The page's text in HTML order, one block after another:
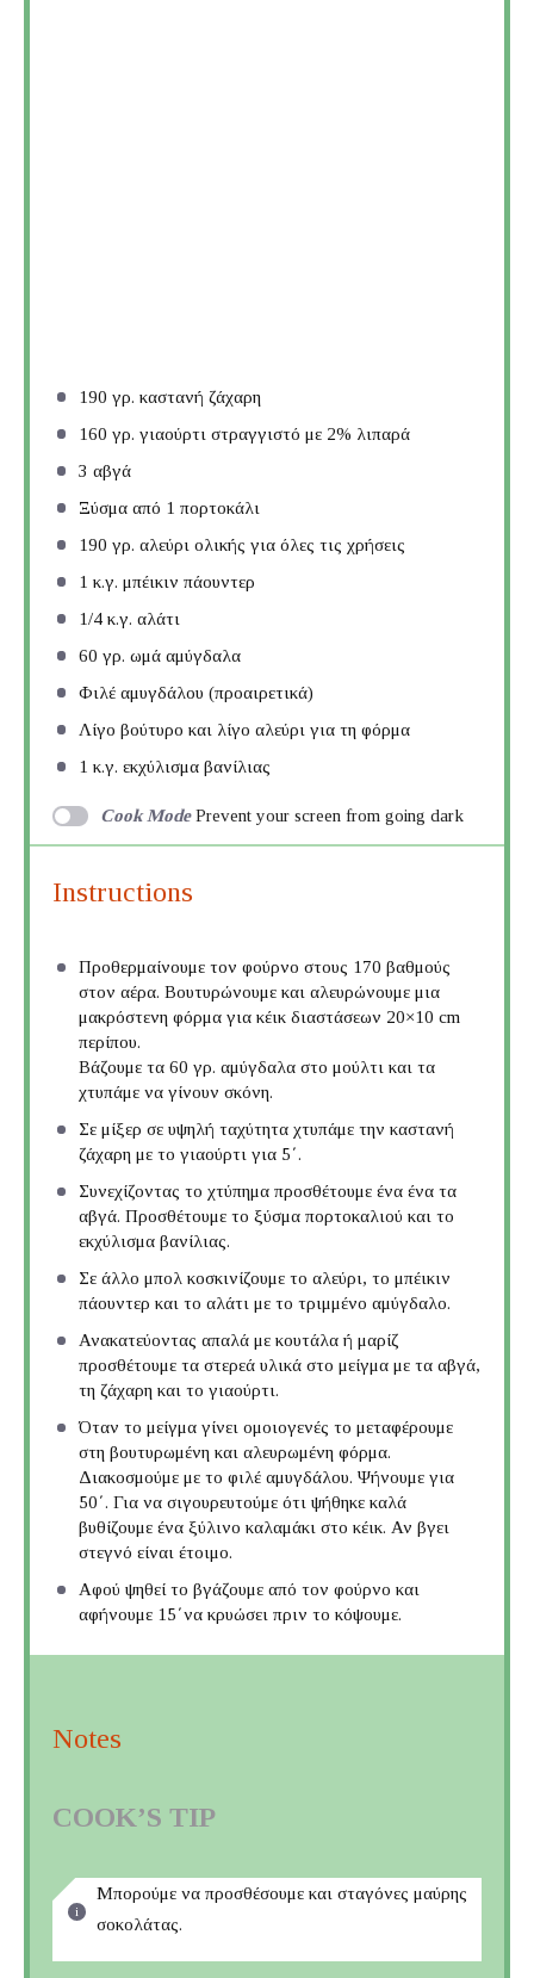
190 γρ. καστανή ζάχαρη
160 γρ. γιαούρτι στραγγιστό με 2% λιπαρά
3 αβγά
Ξύσμα από 1 πορτοκάλι
190 γρ. αλεύρι ολικής για όλες τις χρήσεις
1 κ.γ. μπέικιν πάουντερ
1/4 κ.γ. αλάτι
60 γρ. ωμά αμύγδαλα
Φιλέ αμυγδάλου (προαιρετικά)
Λίγο βούτυρο και λίγο αλεύρι για τη φόρμα
1 κ.γ. εκχύλισμα βανίλιας
Cook Mode Prevent your screen from going dark
Instructions
Προθερμαίνουμε τον φούρνο στους 170 βαθμούς
στον αέρα. Βουτυρώνουμε και αλευρώνουμε μια
μακρόστενη φόρμα για κέικ διαστάσεων 20×10 cm
περίπου.
Βάζουμε τα 60 γρ. αμύγδαλα στο μούλτι και τα
χτυπάμε να γίνουν σκόνη.
Σε μίξερ σε υψηλή ταχύτητα χτυπάμε την καστανή
ζάχαρη με το γιαούρτι για 5΄.
Συνεχίζοντας το χτύπημα προσθέτουμε ένα ένα τα
αβγά. Προσθέτουμε το ξύσμα πορτοκαλιού και το
εκχύλισμα βανίλιας.
Σε άλλο μπολ κοσκινίζουμε το αλεύρι, το μπέικιν
πάουντερ και το αλάτι με το τριμμένο αμύγδαλο.
Ανακατεύοντας απαλά με κουτάλα ή μαρίζ
προσθέτουμε τα στερεά υλικά στο μείγμα με τα αβγά,
τη ζάχαρη και το γιαούρτι.
Όταν το μείγμα γίνει ομοιογενές το μεταφέρουμε
στη βουτυρωμένη και αλευρωμένη φόρμα.
Διακοσμούμε με το φιλέ αμυγδάλου. Ψήνουμε για
50΄. Για να σιγουρευτούμε ότι ψήθηκε καλά
βυθίζουμε ένα ξύλινο καλαμάκι στο κέικ. Αν βγει
στεγνό είναι έτοιμο.
Αφού ψηθεί το βγάζουμε από τον φούρνο και
αφήνουμε 15΄να κρυώσει πριν το κόψουμε.
Notes
COOK’S TIP
Μπορούμε να προσθέσουμε και σταγόνες μαύρης
σοκολάτας.